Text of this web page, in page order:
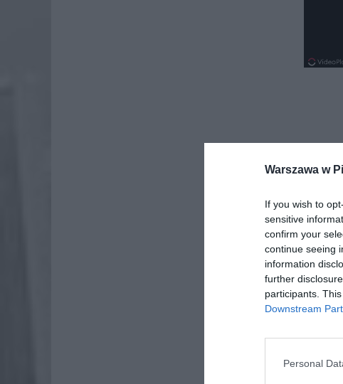
Warszawa w
If you wish to
sensitive
confirm your
continue seeing
information
further
participants.
Downstream
Personal
Dodaj